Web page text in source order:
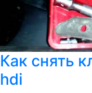
Как снять
hdi